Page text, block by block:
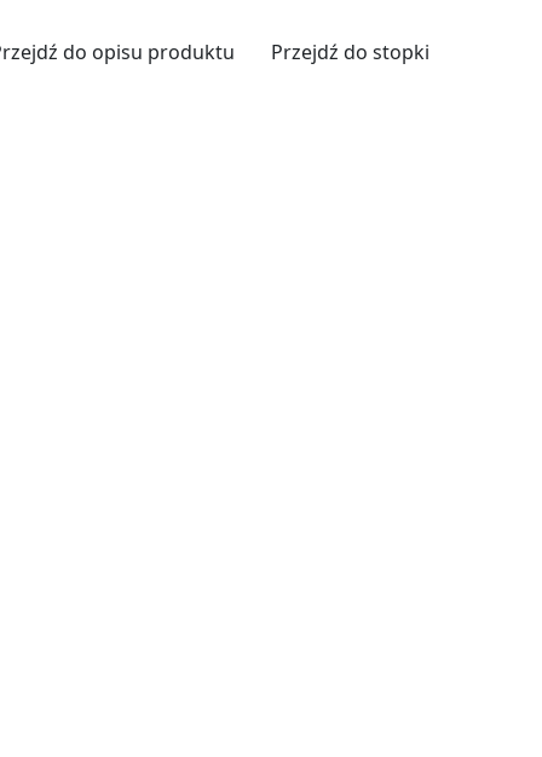
do opisu produktu Przejdź do stopki